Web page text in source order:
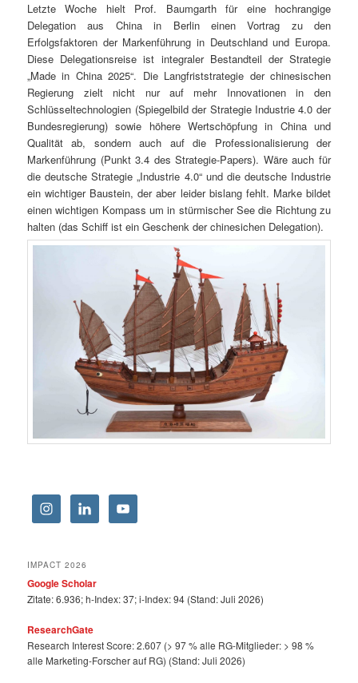
Letzte Woche hielt Prof. Baumgarth für eine hochrangige
Delegation aus China in Berlin einen Vortrag zu den
Erfolgsfaktoren der Markenführung in Deutschland und Europa.
Diese Delegationsreise ist integraler Bestandteil der Strategie
„Made in China 2025“. Die Langfriststrategie der chinesischen
Regierung zielt nicht nur auf mehr Innovationen in den
Schlüsseltechnologien (Spiegelbild der Strategie Industrie 4.0 der
Bundesregierung) sowie höhere Wertschöpfung in China und
Qualität ab, sondern auch auf die Professionalisierung der
Markenführung (Punkt 3.4 des Strategie-Papers). Wäre auch für
die deutsche Strategie „Industrie 4.0“ und die deutsche Industrie
ein wichtiger Baustein, der aber leider bislang fehlt. Marke bildet
einen wichtigen Kompass um in stürmischer See die Richtung zu
halten (das Schiff ist ein Geschenk der chinesichen Delegation).
IMPACT 2026
Google Scholar
Zitate: 6.936; h-Index: 37; i-Index: 94 (Stand: Juli 2026)
ResearchGate
Research Interest Score: 2.607 (> 97 % alle RG-Mitglieder: > 98 %
alle Marketing-Forscher auf RG) (Stand: Juli 2026)